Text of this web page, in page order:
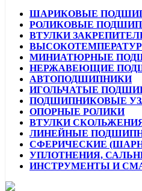
ШАРИКОВЫЕ
РОЛИКОВЫЕ
ВТУЛКИ
МИНИАТЮРНЫЕ
НЕРЖАВЕЮЩИЕ
АВТОПОДШИПНИКИ
ИГОЛЬЧАТЫЕ
ПОДШИПНИКОВЫЕ
ОПОРНЫЕ РОЛИКИ
ВТУЛКИ
ЛИНЕЙНЫЕ
СФЕРИЧЕСКИЕ
УПЛОТНЕНИЯ,
ИНСТРУМЕНТЫ И